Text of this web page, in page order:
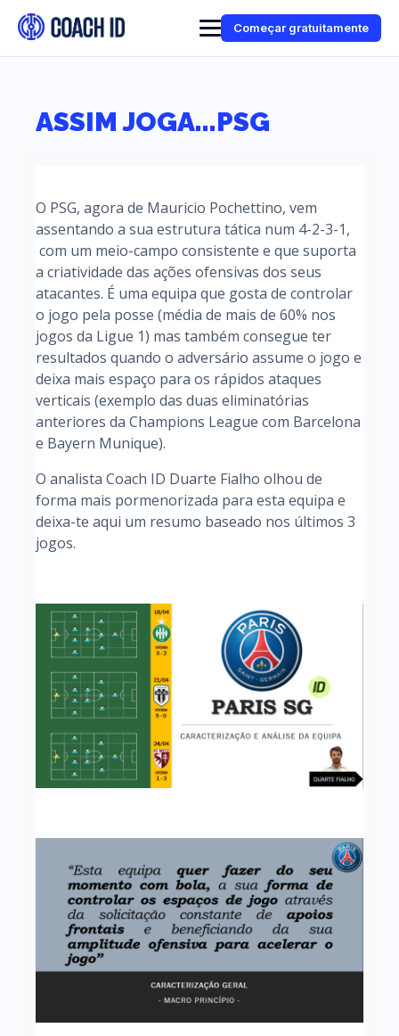
Começar gratuitamente
ASSIM JOGA...PSG
O PSG, agora de Mauricio Pochettino, vem
assentando a sua estrutura tática num 4-2-3-1,
com um meio-campo consistente e que suporta
a criatividade das ações ofensivas dos seus
atacantes. É uma equipa que gosta de controlar
o jogo pela posse (média de mais de 60% nos
jogos da Ligue 1) mas também consegue ter
resultados quando o adversário assume o jogo e
deixa mais espaço para os rápidos ataques
verticais (exemplo das duas eliminatórias
anteriores da Champions League com Barcelona
e Bayern Munique).
O analista Coach ID Duarte Fialho olhou de
forma mais pormenorizada para esta equipa e
deixa-te aqui um resumo baseado nos últimos 3
jogos.